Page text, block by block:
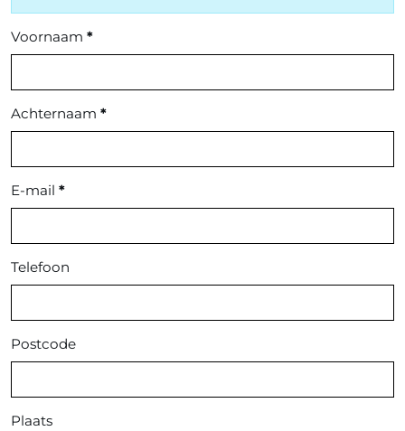
Voornaam *
Achternaam *
E-mail *
Telefoon
Postcode
Plaats